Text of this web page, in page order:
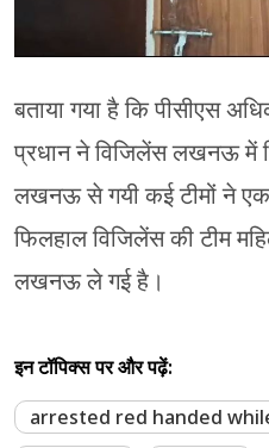
बताया गया है कि पीसीएस
प्रधान ने विजिलेंस लखनऊ में
लखनऊ से गयी कई टीमों ने एक
फिलहाल विजिलेंस की टीम
लखनऊ ले गई है।
इन टॉपिक्स पर और पढ़ें:
arrested red handed